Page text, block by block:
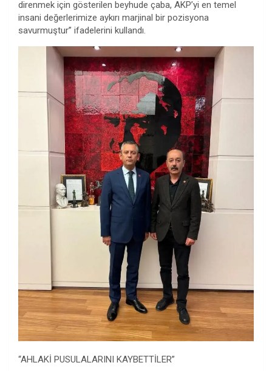
direnmek için gösterilen beyhude çaba, AKP’yi en temel
insani değerlerimize aykırı marjinal bir pozisyona
savurmuştur” ifadelerini kullandı.
“AHLAKİ PUSULALARINI KAYBETTİLER”